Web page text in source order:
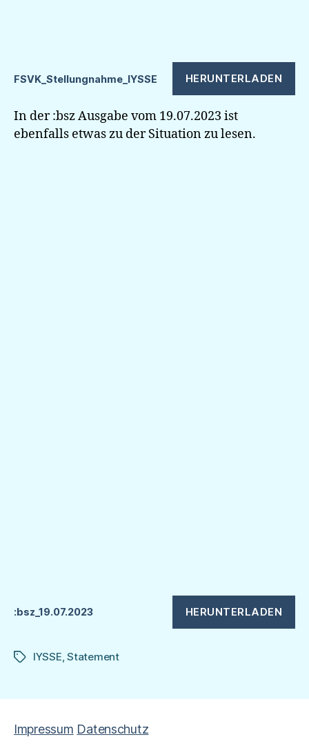
FSVK_Stellungnahme_IYSSE HERUNTERLADEN
In der :bsz Ausgabe vom 19.07.2023 ist
ebenfalls etwas zu der Situation zu lesen.
:bsz_19.07.2023 HERUNTERLADEN
Schlagwörter
IYSSE ,Statement
Impressum Datenschutz